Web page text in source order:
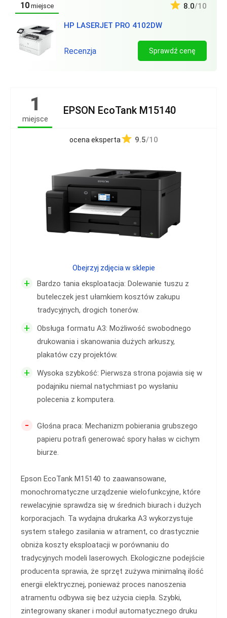
10 miejsce
HP LASERJET PRO 4102DW
8.0/10
Recenzja Sprawdź cenę
1
miejsce
EPSON EcoTank M15140
ocena eksperta 9.5/10
+
Bardzo tania eksploatacja: Dolewanie tuszu z
buteleczek jest ułamkiem kosztów zakupu
tradycyjnych, drogich tonerów.
+
Obsługa formatu A3: Możliwość swobodnego
drukowania i skanowania dużych arkuszy,
plakatów czy projektów.
+
Wysoka szybkość: Pierwsza strona pojawia się w
podajniku niemal natychmiast po wysłaniu
polecenia z komputera.
-
Głośna praca: Mechanizm pobierania grubszego
papieru potrafi generować spory hałas w cichym
biurze.
Epson EcoTank M15140 to zaawansowane,
monochromatyczne urządzenie wielofunkcyjne, które
rewelacyjnie sprawdza się w średnich biurach i dużych
korporacjach. Ta wydajna drukarka A3 wykorzystuje
system stałego zasilania w atrament, co drastycznie
obniża koszty eksploatacji w porównaniu do
tradycyjnych modeli laserowych. Ekologiczne podejście
producenta sprawia, że sprzęt zużywa minimalną ilość
energii elektrycznej, ponieważ proces nanoszenia
atramentu odbywa się bez użycia ciepła. Szybki,
zintegrowany skaner i moduł automatycznego druku
Obejrzyj zdjęcia w sklepie